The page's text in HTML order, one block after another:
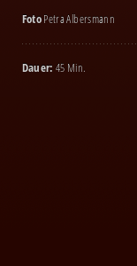
FotoPetra Albersmann
Dauer: 45 Min.